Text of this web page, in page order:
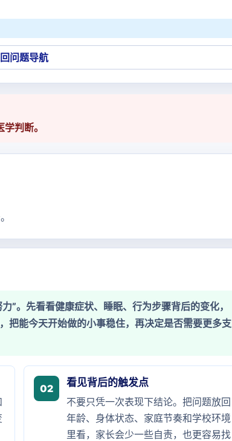
问题导航
判断。
”。先看看健康症状、睡眠、行为步骤背后的变化，
把能今天开始做的小事稳住，再决定是否需要更多支
02
看见背后的触发点
不要只凭一次表现下结论。把问题放回
年龄、身体状态、家庭节奏和学校环境
里看，家长会少一些自责，也更容易找